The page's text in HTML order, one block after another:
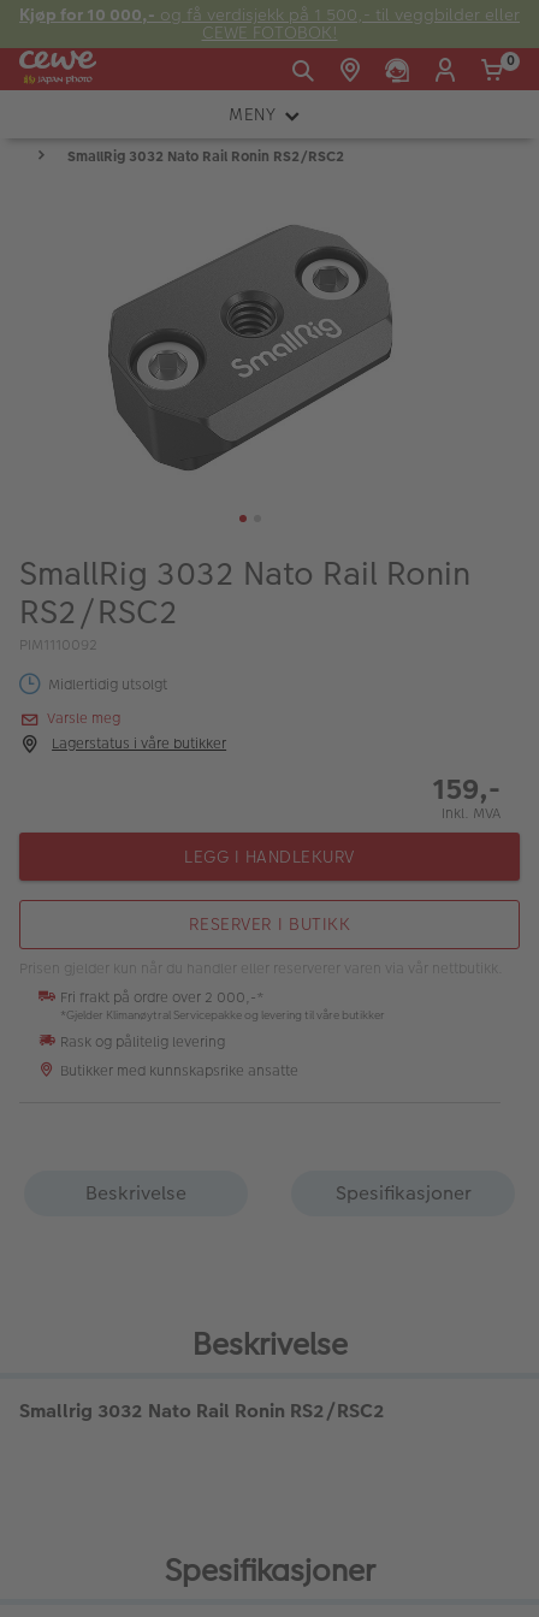
Kjøp for 10 000,- og få verdisjekk på 1 500,- til veggbilder eller
CEWE FOTOBOK!
Fre:
20:00
E-post:
kundeservice@japanphoto.no
0
MENY
KAMERA
LYS OG STUDIO
INSTANTFOTO
Kampanjer
Merker
Bildeprodukter
SmallRig 3032 Nato Rail Ronin RS2/RSC2
SmallRig 3032 Nato Rail Ronin
RS2/RSC2
PIM1110092
Midlertidig utsolgt
Varsle meg
Lagerstatus i våre butikker
159,-
Inkl. MVA
LEGG I HANDLEKURV
RESERVER I BUTIKK
Prisen gjelder kun når du handler eller reserverer varen via vår nettbutikk.
Fri frakt på ordre over 2 000,-*
*Gjelder Klimanøytral Servicepakke og levering til våre butikker
Rask og pålitelig levering
Butikker med kunnskapsrike ansatte
Beskrivelse Spesifikasjoner
Beskrivelse
Smallrig 3032 Nato Rail Ronin RS2/RSC2
Spesifikasjoner